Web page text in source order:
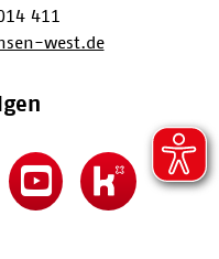
411
west.de